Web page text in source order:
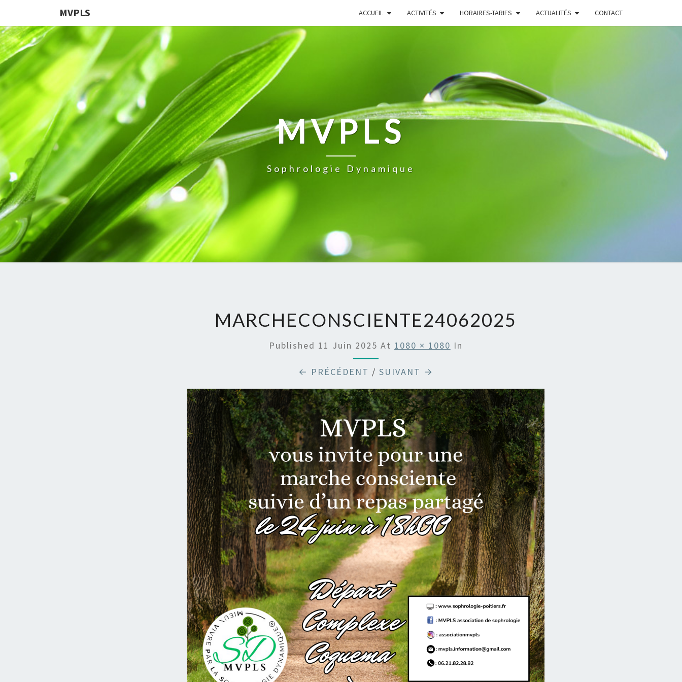
MVPLS ACCUEIL ACTIVITÉS HORAIRES-TARIFS ACTUALITÉS CONTACT
MVPLS
Sophrologie Dynamique
MARCHECONSCIENTE24062025
Published 11 Juin 2025 At 1080 × 1080 In
← PRÉCÉDENT / SUIVANT →